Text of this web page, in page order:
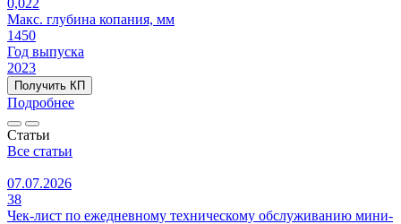
0,022
Макс. глубина копания, мм
1450
Год выпуска
2023
Получить КП
Подробнее
Статьи
Все статьи
07.07.2026
38
Чек-лист по ежедневному техническому обслуживанию мини-